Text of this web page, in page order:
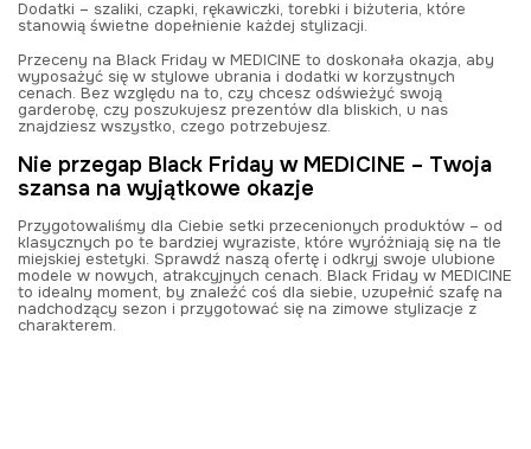
Dodatki – szaliki, czapki, rękawiczki, torebki i biżuteria, które
stanowią świetne dopełnienie każdej stylizacji.
Przeceny na Black Friday w MEDICINE to doskonała okazja, aby
wyposażyć się w stylowe ubrania i dodatki w korzystnych
cenach. Bez względu na to, czy chcesz odświeżyć swoją
garderobę, czy poszukujesz prezentów dla bliskich, u nas
znajdziesz wszystko, czego potrzebujesz.
Nie przegap Black Friday w MEDICINE – Twoja
szansa na wyjątkowe okazje
Przygotowaliśmy dla Ciebie setki przecenionych produktów – od
klasycznych po te bardziej wyraziste, które wyróżniają się na tle
miejskiej estetyki. Sprawdź naszą ofertę i odkryj swoje ulubione
modele w nowych, atrakcyjnych cenach. Black Friday w MEDICINE
to idealny moment, by znaleźć coś dla siebie, uzupełnić szafę na
nadchodzący sezon i przygotować się na zimowe stylizacje z
charakterem.